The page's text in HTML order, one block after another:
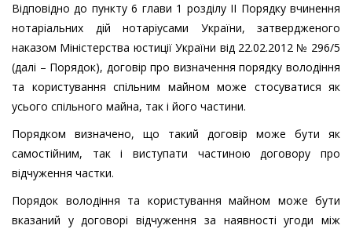
Відповідно до пункту 6 глави 1 розділу ІІ Порядку вчинення
нотаріальних дій нотаріусами України, затвердженого
наказом Міністерства юстиції України від 22.02.2012 № 296/5
(далі – Порядок), договір про визначення порядку володіння
та користування спільним майном може стосуватися як
усього спільного майна, так і його частини.
Порядком визначено, що такий договір може бути як
самостійним, так і виступати частиною договору про
відчуження частки.
Порядок володіння та користування майном може бути
вказаний у договорі відчуження за наявності угоди між